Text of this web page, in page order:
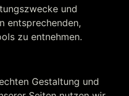
und
entsprechenden,
zu entnehmen.
Gestaltung und